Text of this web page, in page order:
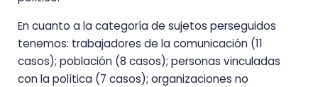
En cuanto a la categoría de sujetos perseguidos
tenemos: trabajadores de la comunicación (11
casos); población (8 casos); personas vinculadas
con la política (7 casos); organizaciones no